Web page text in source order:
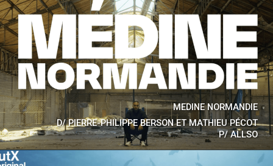
MEDINE NORMANDIE
D/PIERRE-PHILIPPE BERSON ET MATHIEU PÉCOT
P/ALLSO